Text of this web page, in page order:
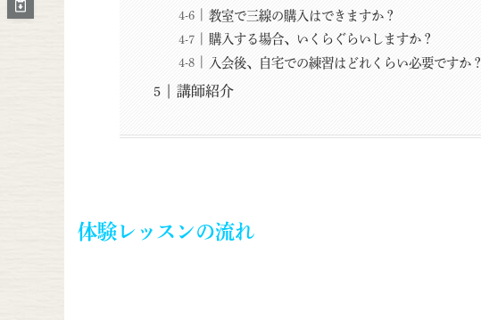
教室で三線の購入はできますか？
購入する場合、いくらぐらいしますか？
入会後、自宅での練習はどれくらい必要ですか？
講師紹介
体験レッスンの流れ